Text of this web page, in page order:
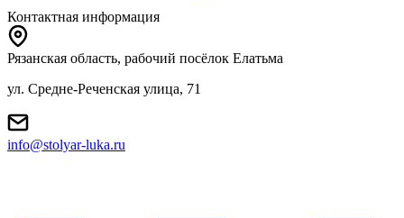
Контактная информация
Рязанская область, рабочий посёлок Елатьма
ул. Средне-Реченская улица, 71
info@stolyar-luka.ru